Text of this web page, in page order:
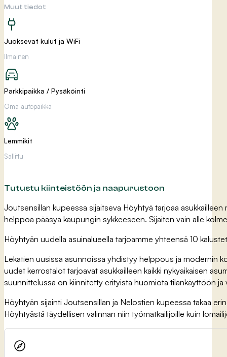
Muut tiedot
Juoksevat kulut ja WiFi
Ilmainen
Parkkipaikka / Pysäköinti
Oma autopaikka
Lemmikit
Sallittu
Tutustu kiinteistöön ja naapurustoon
Joutsensillan kupeessa sijaitseva Höyhtyä tarjoaa
helppoa pääsyä kaupungin sykkeeseen. Sijaiten vain alle
Höyhtyän uudella asuinalueella tarjoamme yhteensä 10
Lekatien uusissa asunnoissa yhdistyy helppous ja modernin
uudet kerrostalot tarjoavat asukkailleen kaikki nykyaikaisen
suunnittelussa on kiinnitetty erityistä huomiota tilankäyttöön
Höyhtyän sijainti Joutsensillan ja Nelostien kupeessa takaa
Höyhtyästä täydellisen valinnan niin työmatkailijoille kuin